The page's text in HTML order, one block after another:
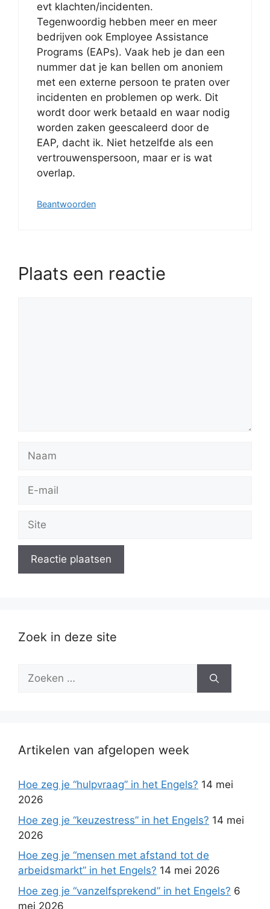
evt klachten/incidenten.
Tegenwoordig hebben meer en meer
bedrijven ook Employee Assistance
Programs (EAPs). Vaak heb je dan een
nummer dat je kan bellen om anoniem
met een externe persoon te praten over
incidenten en problemen op werk. Dit
wordt door werk betaald en waar nodig
worden zaken geescaleerd door de
EAP, dacht ik. Niet hetzelfde als een
vertrouwenspersoon, maar er is wat
overlap.
Beantwoorden
Plaats een reactie
Naam
Site
Zoek in deze site
Zoek
Artikelen van afgelopen week
Hoe zeg je “hulpvraag” in het Engels? 14 mei
2026
Hoe zeg je “keuzestress” in het Engels? 14 mei
2026
Hoe zeg je “mensen met afstand tot de
arbeidsmarkt” in het Engels? 14 mei 2026
Hoe zeg je “vanzelfsprekend” in het Engels? 6
mei 2026